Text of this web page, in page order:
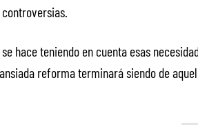
hace teniendo en cuenta esas
reforma terminará siendo de